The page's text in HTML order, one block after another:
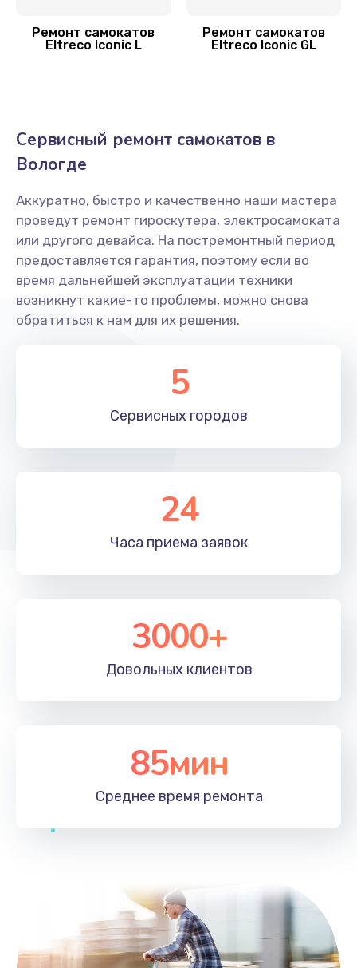
Заказать
400 руб.
Заказать
Ремонт самокатов
Eltreco Iconic L
Ремонт самокатов
Eltreco Iconic GL
Сервисный ремонт самокатов в
Вологде
Аккуратно, быстро и качественно наши мастера
проведут ремонт гироскутера, электросамоката
или другого девайса. На постремонтный период
предоставляется гарантия, поэтому если во
время дальнейшей эксплуатации техники
возникнут какие-то проблемы, можно снова
обратиться к нам для их решения.
5
Сервисных городов
24
Часа приема заявок
3000+
Довольных клиентов
85мин
Среднее время ремонта